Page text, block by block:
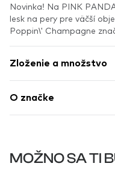
Novinka! Na PINK
lesk na pery pre väčší
Poppin\' Champagne
Zloženie a množstvo
O značke
MOŽNO SA TI